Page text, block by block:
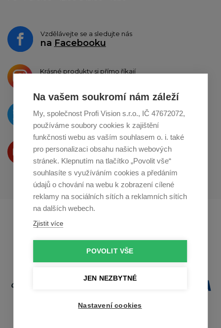
Na vašem soukromí nám záleží
My, společnost Profi Vision s.r.o., IČ 47672072,
používáme soubory cookies k zajištění
funkčnosti webu as vaším souhlasem o. i. také
pro personalizaci obsahu našich webových
stránek. Klepnutím na tlačítko „Povolit vše“
souhlasíte s využíváním cookies a předáním
údajů o chování na webu k zobrazení cílené
reklamy na sociálních sítích a reklamních sítích
na dalších webech.
Zjistit více
POVOLIT VŠE
JEN NEZBYTNÉ
Nastavení cookies
Vzdělávejte se a sledujte nás
na Facebooku
Krásné produkty si přímo říkají
O novinkách píšeme
naTwitteru
Produkty Vám představujeme
na Youtube
Profikuchar.sk